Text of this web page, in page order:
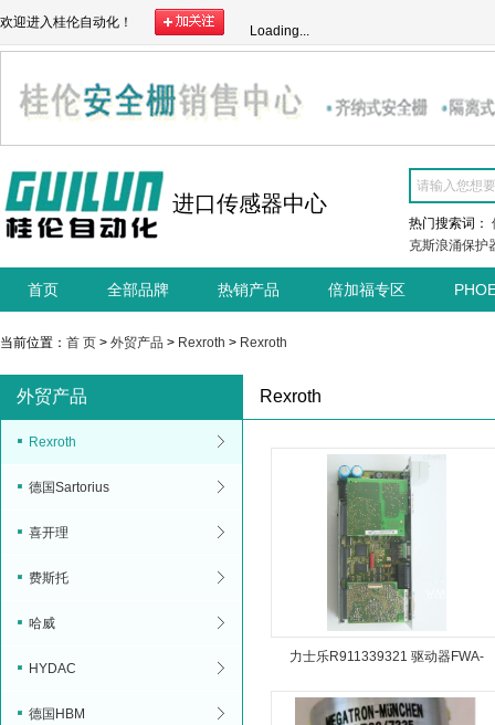
欢迎进入桂伦自动化！
Loading...
进口传感器中心
热门搜索词：
克斯浪涌保护
首页 全部品牌 热销产品 倍加福专区
当前位置： 首 页 > 外贸产品 > Rexroth > Rexroth
外贸产品
Rexroth
德国Sartorius
喜开理
费斯托
哈威
HYDAC
德国HBM
Rexroth
力士乐R911339321 驱动器FWA-
INDRV*-MPB-18VRS-D5-1-NNN-